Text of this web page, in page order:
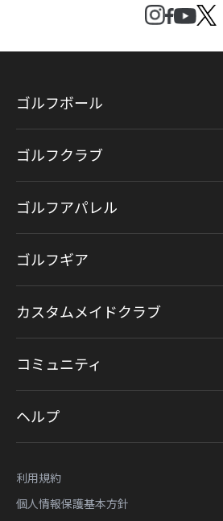
ゴルフボール
ゴルフクラブ
ゴルフアパレル
ゴルフギア
カスタムメイドクラブ
コミュニティ
ヘルプ
利用規約
個人情報保護基本方針